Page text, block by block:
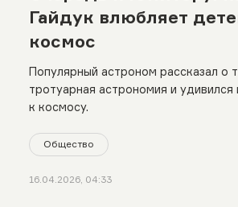
Гайдук влюбляет
космос
Популярный астроном рассказал о
тротуарная астрономия и удивился
к космосу.
Общество
16.04.2026, 04:33